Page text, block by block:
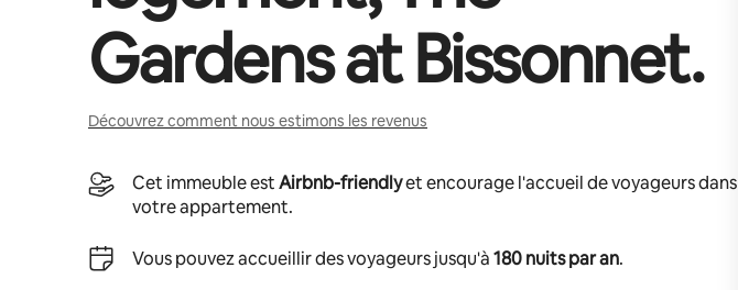
Gardens at Bissonnet.
Découvrez comment nous estimons les revenus
Cet immeuble estAirbnb-friendlyet encourage l'accueil de voyageurs dans
votre appartement.
Vous pouvez accueillir des voyageurs jusqu'à180 nuits par an.